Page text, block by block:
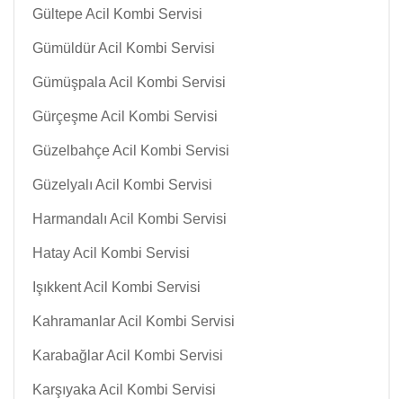
Gültepe Acil Kombi Servisi
Gümüldür Acil Kombi Servisi
Gümüşpala Acil Kombi Servisi
Gürçeşme Acil Kombi Servisi
Güzelbahçe Acil Kombi Servisi
Güzelyalı Acil Kombi Servisi
Harmandalı Acil Kombi Servisi
Hatay Acil Kombi Servisi
Işıkkent Acil Kombi Servisi
Kahramanlar Acil Kombi Servisi
Karabağlar Acil Kombi Servisi
Karşıyaka Acil Kombi Servisi